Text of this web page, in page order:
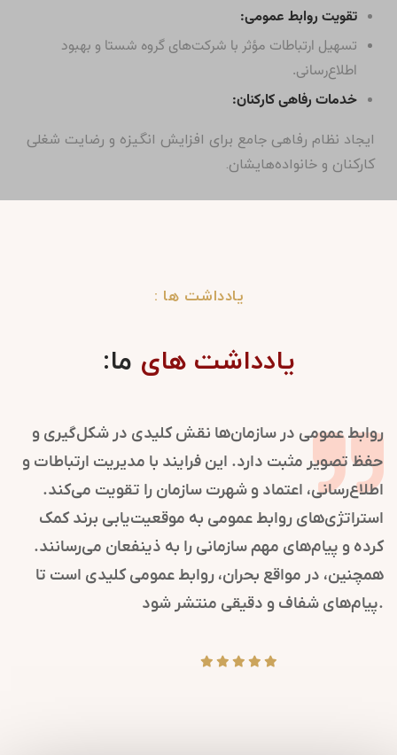
تقویت روابط عمومی:
تسهیل ارتباطات مؤثر با شرکت‌های گروه شستا و بهبود
اطلاع‌رسانی.
خدمات رفاهی کارکنان:
ایجاد نظام رفاهی جامع برای افزایش انگیزه و رضایت شغلی
کارکنان و خانواده‌هایشان.
یادداشت ها :
یادداشت های ما:
روابط عمومی در سازمان‌ها نقش کلیدی در شکل‌گیری و
حفظ تصویر مثبت دارد. این فرایند با مدیریت ارتباطات و
اطلاع‌رسانی، اعتماد و شهرت سازمان را تقویت می‌کند.
استراتژی‌های روابط عمومی به موقعیت‌یابی برند کمک
کرده و پیام‌های مهم سازمانی را به ذینفعان می‌رسانند.
همچنین، در مواقع بحران، روابط عمومی کلیدی است تا
پیام‌های شفاف و دقیقی منتشر شود.